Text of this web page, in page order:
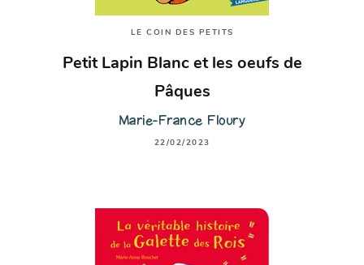
LE COIN DES PETITS
Petit Lapin Blanc et les oeufs de
Pâques
Marie-France Floury
22/02/2023